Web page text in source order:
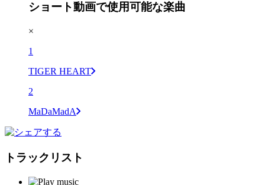
ショート動画で使用可能な楽曲
×
1
TIGER HEART
2
MaDaMadA
トラックリスト